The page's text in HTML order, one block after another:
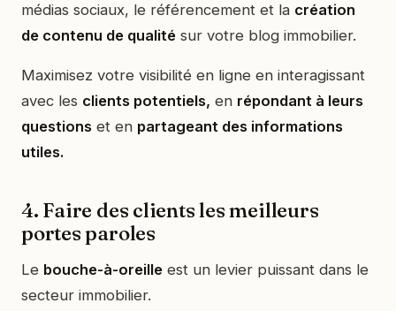
médias sociaux, le référencement et la création
de contenu de qualité sur votre blog immobilier.
Maximisez votre visibilité en ligne en interagissant
avec les clients potentiels, en répondant à leurs
questions et en partageant des informations
utiles.
4. Faire des clients les meilleurs
portes paroles
Le bouche-à-oreille est un levier puissant dans le
secteur immobilier.